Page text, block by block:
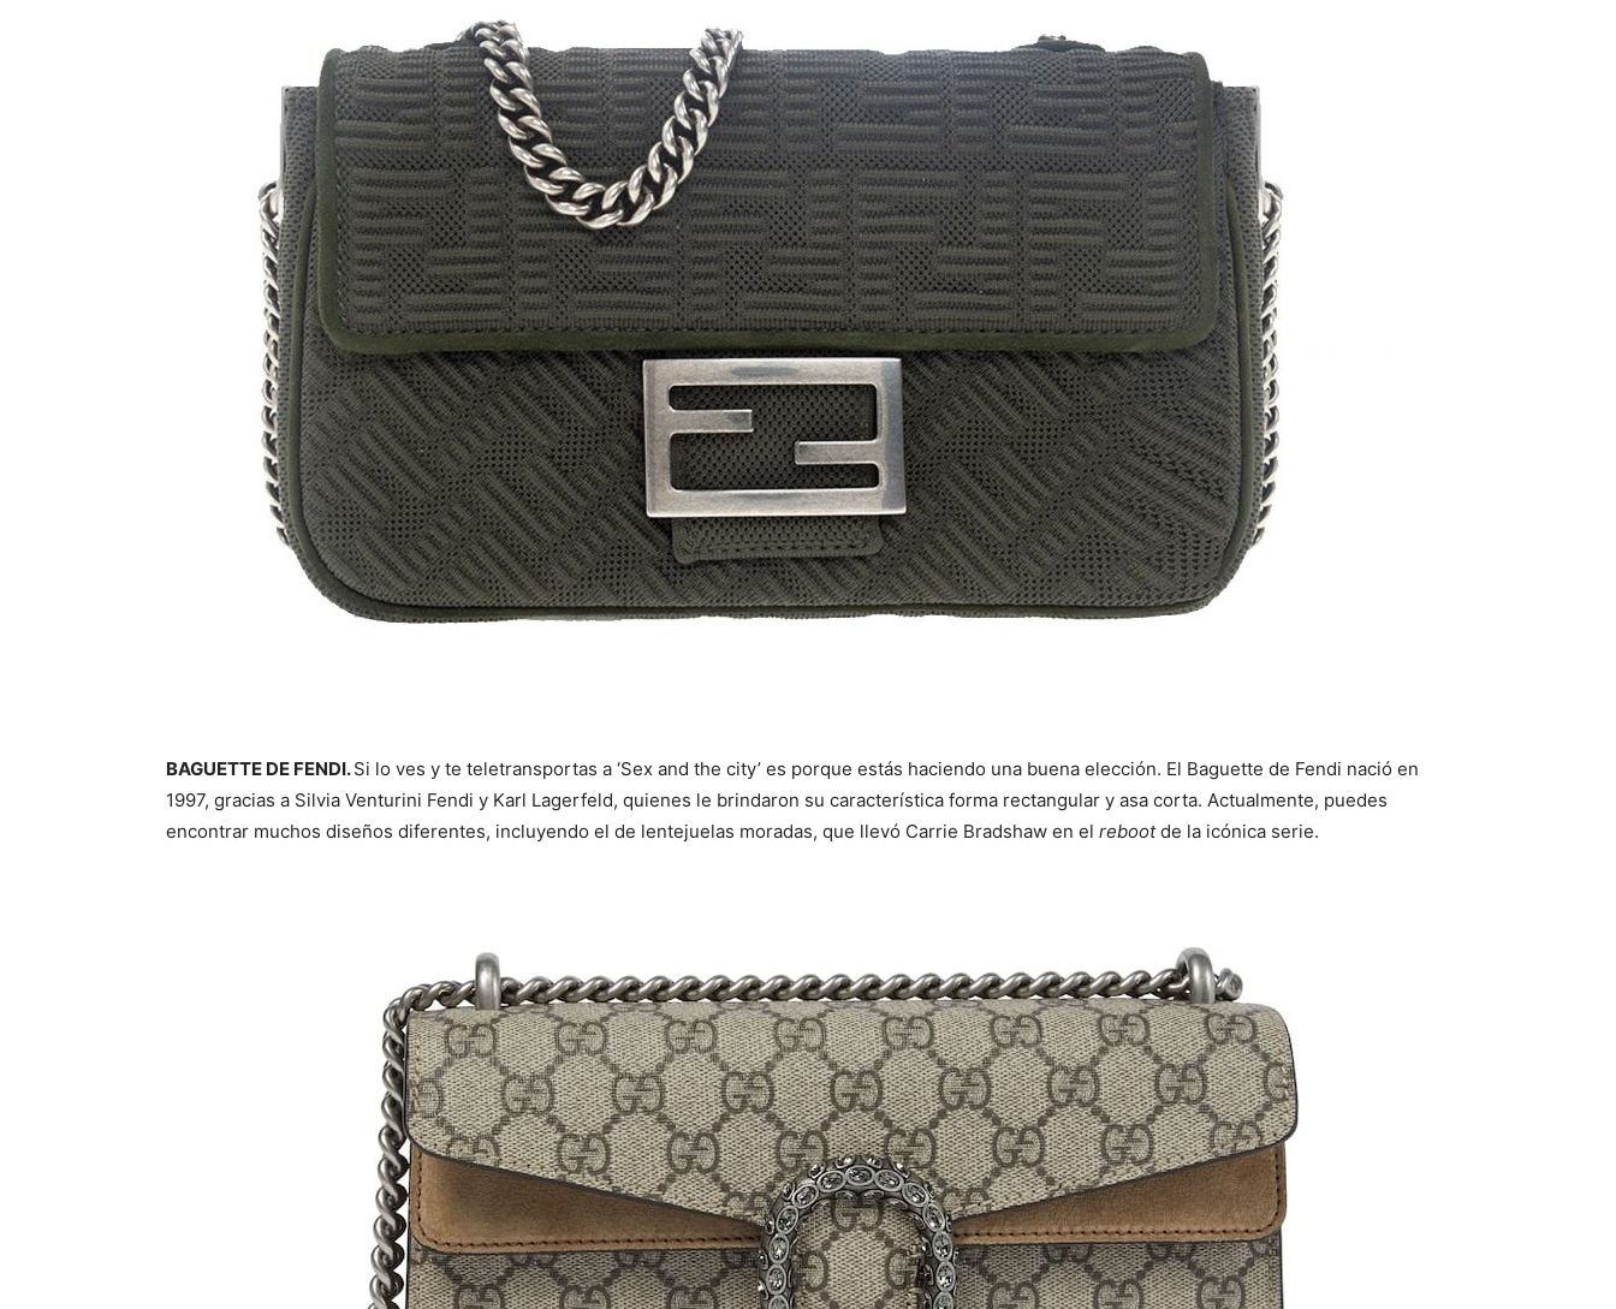
BAGUETTE DE FENDI.Si lo ves y te teletransportas a ‘Sex and the city’ es porque estás haciendo una buena elección. El Baguette de Fendi nació en
1997, gracias a Silvia Venturini Fendi y Karl Lagerfeld, quienes le brindaron su característica forma rectangular y asa corta. Actualmente, puedes
encontrar muchos diseños diferentes, incluyendo el de lentejuelas moradas, que llevó Carrie Bradshaw en el rebootde la icónica serie.